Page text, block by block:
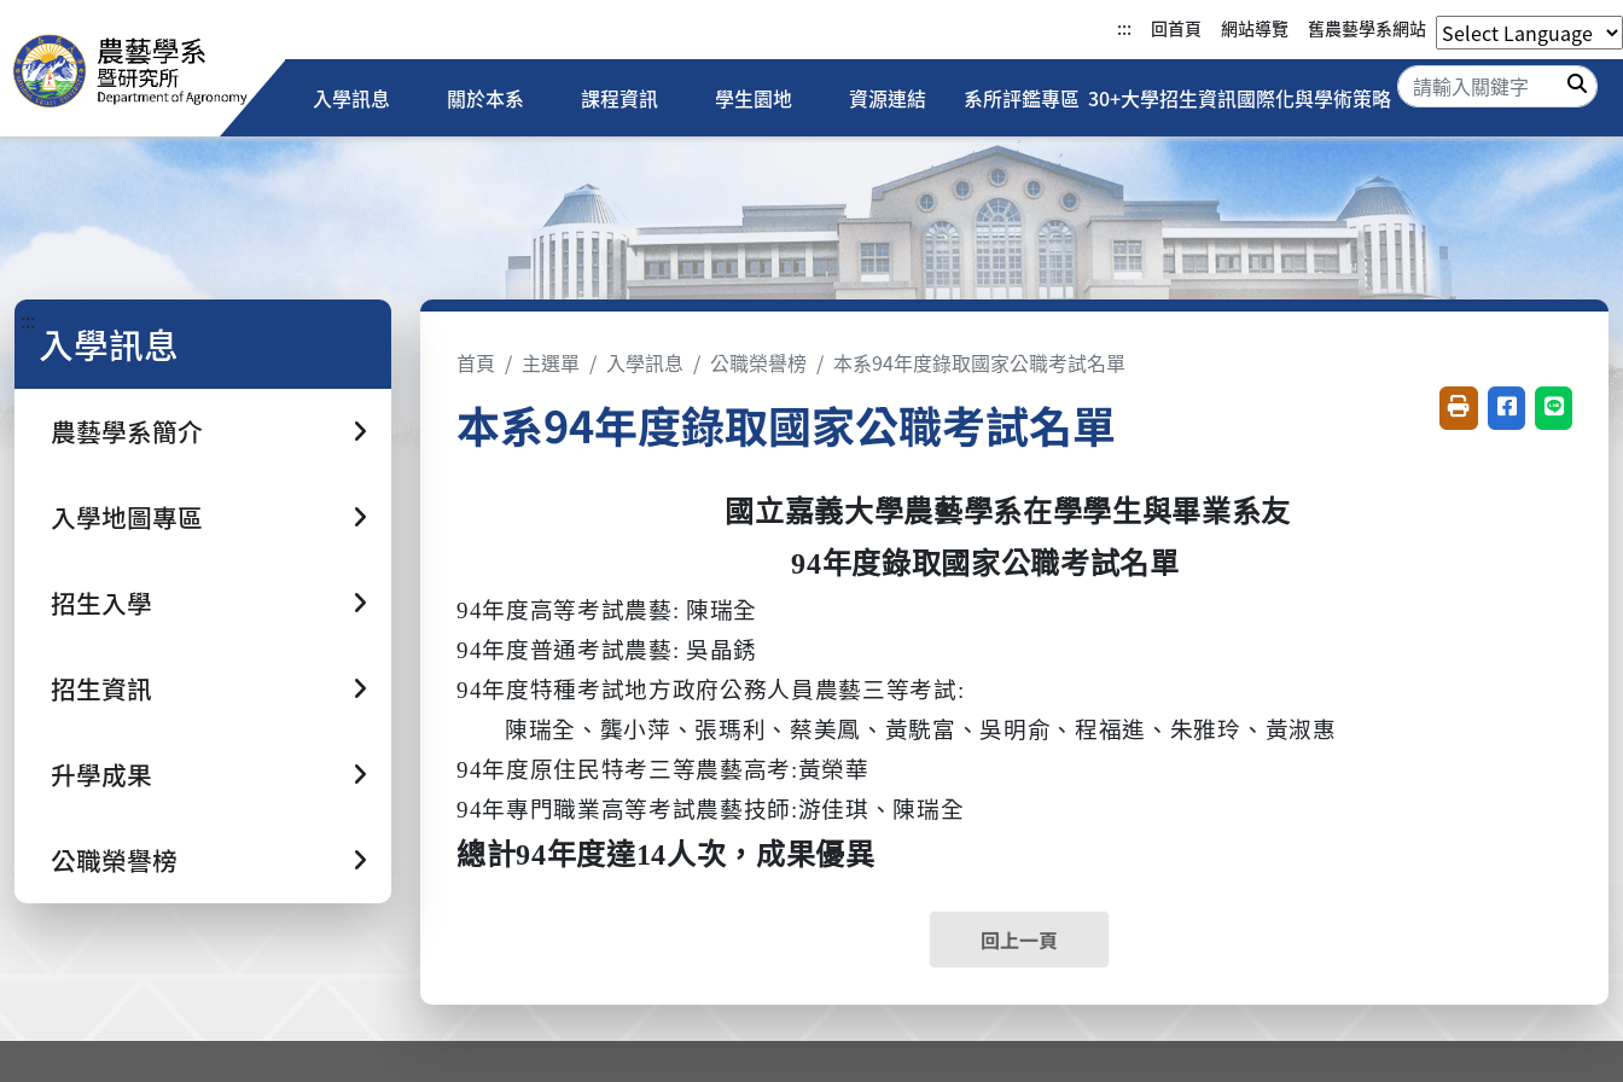
::: 回首頁 網站導覽 舊農藝學系網站
入學訊息 關於本系 課程資訊 學生園地 資源連結 系所評鑑專區 30+大學招生資訊國際化與學術策略
搜尋
::: 入學訊息
農藝學系簡介
入學地圖專區
招生入學
招生資訊
升學成果
公職榮譽榜
首頁 主選單 入學訊息 公職榮譽榜 本系94年度錄取國家公職考試名單
本系94年度錄取國家公職考試名單 友善列印(開新視窗)
分享至臉書(
分享至
國立嘉義大學農藝學系在學學生與畢業系友
94年度錄取國家公職考試名單
94年度高等考試農藝: 陳瑞全
94年度普通考試農藝: 吳晶銹
94年度特種考試地方政府公務人員農藝三等考試:
陳瑞全、龔小萍、張瑪利、蔡美鳳、黃駪富、吳明俞、程福進、朱雅玲、黃淑惠
94年度原住民特考三等農藝高考:黃榮華
94年專門職業高等考試農藝技師:游佳琪、陳瑞全
總計94年度達14人次，成果優異
回上一頁